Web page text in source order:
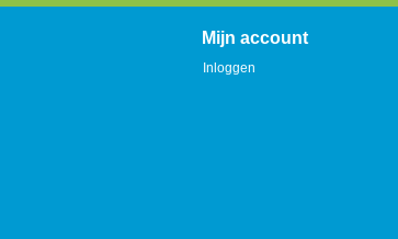
Mijn account
Inloggen